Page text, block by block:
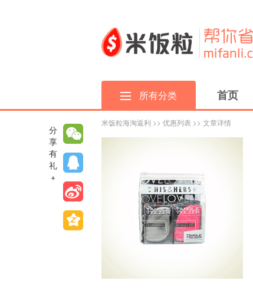
所有分类 首页
米饭粒海淘返利 >> 优惠列表 >> 文章详情
分
享
有
礼
+